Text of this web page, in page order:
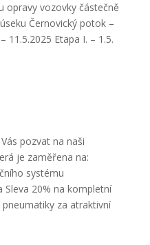
opravy vozovky částečně
Černovický potok –
11.5.2025 Etapa I. – 1.5.
pozvat na naši
je zaměřena na:
systému
Sleva 20% na kompletní
za atraktivní